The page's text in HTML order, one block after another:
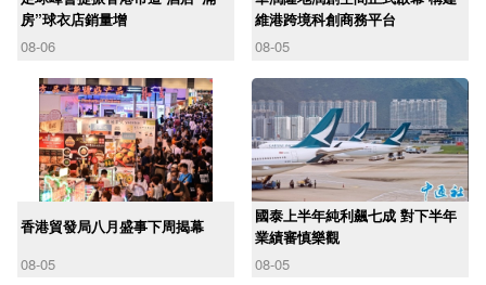
房”球衣店銷量增
08-06
維港跨境科創商務平台
08-05
香港貿發局八月盛事下周揭幕
08-05
國泰上半年純利飆七成 對下半年
業績審慎樂觀
08-05